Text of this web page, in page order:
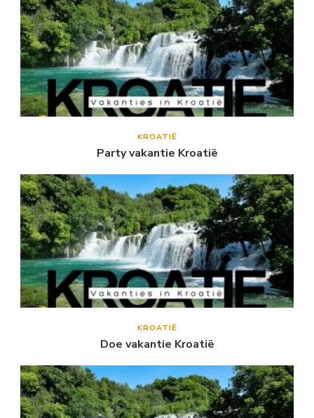
KROATIË
Party vakantie Kroatië
KROATIË
Doe vakantie Kroatië